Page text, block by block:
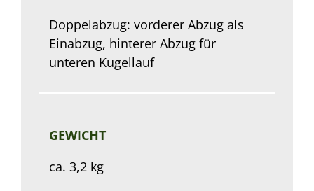
Doppelabzug: vorderer Abzug als
Einabzug, hinterer Abzug für
unteren Kugellauf
GEWICHT
ca. 3,2 kg